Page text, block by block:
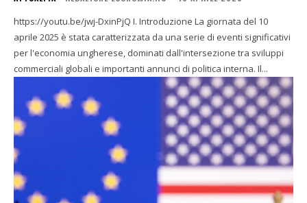
https://youtu.be/jwj-DxinPjQ I. Introduzione La giornata del 10
aprile 2025 è stata caratterizzata da una serie di eventi significativi
per l'economia ungherese, dominati dall'intersezione tra sviluppi
commerciali globali e importanti annunci di politica interna. Il...